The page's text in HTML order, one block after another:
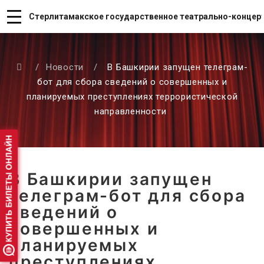
Стерлитамакское государственное театрально-
/ Новости /
В Башкирии запущен телеграм-
бот для сбора сведений о совершенных и
планируемых преступлениях террористической
направленности
В Башкирии запущен
телеграм-бот для сбора
сведений о
совершенных и
планируемых